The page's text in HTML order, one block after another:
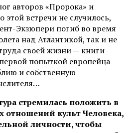
авторов «Пророка» и
этой встречи не случилось,
Экзюпери погиб во время
над Атлантикой, так и не
своей жизни — книги
попыткой европейца
и собственную
стремилась положить в
отношений культ Человека,
личности, чтобы